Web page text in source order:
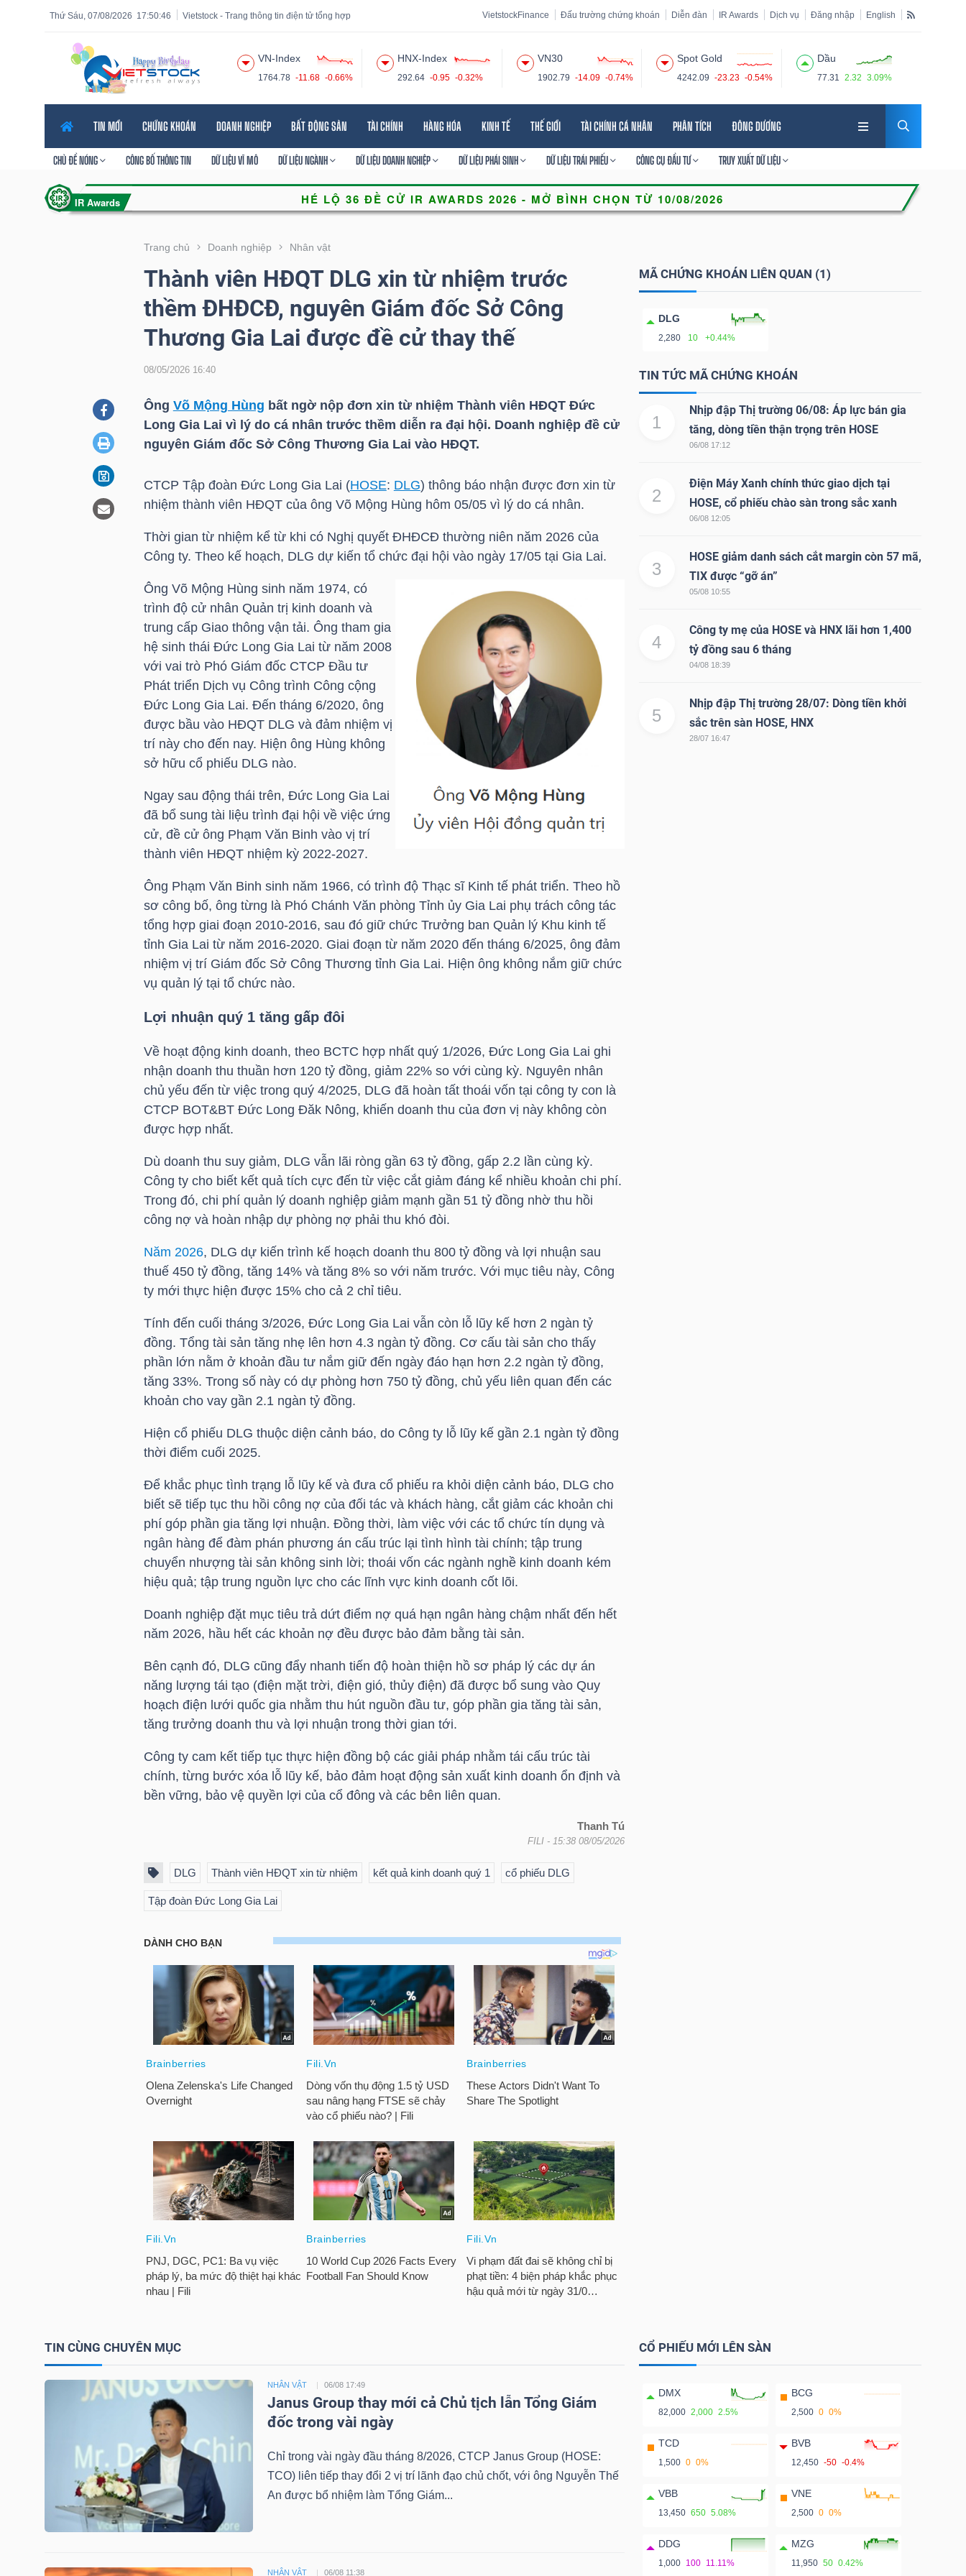
17:50:48
Thứ Sáu, 07/08/2026 Vietstock - Trang thông tin điện tử tổng hợp VietstockFinance Đấu trường chứng khoán Diễn đàn IR Awards Dịch vụ Đăng nhập English
VN-Index
1764.78 -11.68 -0.66%
HNX-Index
292.64 -0.95 -0.32%
VN30
1902.79 -14.09 -0.74%
Spot Gold
4242.09 -23.23 -0.54%
Dầu
77.31 2.32 3.09%
TIN MỚI CHỨNG KHOÁN DOANH NGHIỆP BẤT ĐỘNG SẢN TÀI CHÍNH HÀNG HÓA KINH TẾ THẾ GIỚI TÀI CHÍNH CÁ NHÂN PHÂN TÍCH ĐÔNG DƯƠNG
CHỦ ĐỀ NÓNG CÔNG BỐ THÔNG TIN DỮ LIỆU VĨ MÔ DỮ LIỆU NGÀNH DỮ LIỆU DOANH NGHIỆP DỮ LIỆU PHÁI SINH DỮ LIỆU TRÁI PHIẾU CÔNG CỤ ĐẦU TƯ TRUY XUẤT DỮ LIỆU
Trang chủ Doanh nghiệp Nhân vật
Thành viên HĐQT DLG xin từ nhiệm trước
thềm ĐHĐCĐ, nguyên Giám đốc Sở Công
Thương Gia Lai được đề cử thay thế
08/05/2026 16:40
Ông Võ Mộng Hùng bất ngờ nộp đơn xin từ nhiệm Thành viên HĐQT Đức
Long Gia Lai vì lý do cá nhân trước thềm diễn ra đại hội. Doanh nghiệp đề cử
nguyên Giám đốc Sở Công Thương Gia Lai vào HĐQT.
CTCP Tập đoàn Đức Long Gia Lai (HOSE: DLG) thông báo nhận được đơn xin từ
nhiệm thành viên HĐQT của ông Võ Mộng Hùng hôm 05/05 vì lý do cá nhân.
Thời gian từ nhiệm kể từ khi có Nghị quyết ĐHĐCĐ thường niên năm 2026 của
Công ty. Theo kế hoạch, DLG dự kiến tổ chức đại hội vào ngày 17/05 tại Gia Lai.
Ông Võ Mộng Hùng sinh năm 1974, có
trình độ cử nhân Quản trị kinh doanh và
trung cấp Giao thông vận tải. Ông tham gia
hệ sinh thái Đức Long Gia Lai từ năm 2008
với vai trò Phó Giám đốc CTCP Đầu tư
Phát triển Dịch vụ Công trình Công cộng
Đức Long Gia Lai. Đến tháng 6/2020, ông
được bầu vào HĐQT DLG và đảm nhiệm vị
trí này cho đến nay. Hiện ông Hùng không
sở hữu cổ phiếu DLG nào.
Ngay sau động thái trên, Đức Long Gia Lai
đã bổ sung tài liệu trình đại hội về việc ứng
cử, đề cử ông Phạm Văn Binh vào vị trí
thành viên HĐQT nhiệm kỳ 2022-2027.
Ông Phạm Văn Binh sinh năm 1966, có trình độ Thạc sĩ Kinh tế phát triển. Theo hồ
sơ công bố, ông từng là Phó Chánh Văn phòng Tỉnh ủy Gia Lai phụ trách công tác
tổng hợp giai đoạn 2010-2016, sau đó giữ chức Trưởng ban Quản lý Khu kinh tế
tỉnh Gia Lai từ năm 2016-2020. Giai đoạn từ năm 2020 đến tháng 6/2025, ông đảm
nhiệm vị trí Giám đốc Sở Công Thương tỉnh Gia Lai. Hiện ông không nắm giữ chức
vụ quản lý tại tổ chức nào.
Lợi nhuận quý 1 tăng gấp đôi
Về hoạt động kinh doanh, theo BCTC hợp nhất quý 1/2026, Đức Long Gia Lai ghi
nhận doanh thu thuần hơn 120 tỷ đồng, giảm 22% so với cùng kỳ. Nguyên nhân
chủ yếu đến từ việc trong quý 4/2025, DLG đã hoàn tất thoái vốn tại công ty con là
CTCP BOT&BT Đức Long Đăk Nông, khiến doanh thu của đơn vị này không còn
được hợp nhất.
Dù doanh thu suy giảm, DLG vẫn lãi ròng gần 63 tỷ đồng, gấp 2.2 lần cùng kỳ.
Công ty cho biết kết quả tích cực đến từ việc cắt giảm đáng kể nhiều khoản chi phí.
Trong đó, chi phí quản lý doanh nghiệp giảm mạnh gần 51 tỷ đồng nhờ thu hồi
công nợ và hoàn nhập dự phòng nợ phải thu khó đòi.
Năm 2026, DLG dự kiến trình kế hoạch doanh thu 800 tỷ đồng và lợi nhuận sau
thuế 450 tỷ đồng, tăng 14% và tăng 8% so với năm trước. Với mục tiêu này, Công
ty mới thực hiện được 15% cho cả 2 chỉ tiêu.
Tính đến cuối tháng 3/2026, Đức Long Gia Lai vẫn còn lỗ lũy kế hơn 2 ngàn tỷ
đồng. Tổng tài sản tăng nhẹ lên hơn 4.3 ngàn tỷ đồng. Cơ cấu tài sản cho thấy
phần lớn nằm ở khoản đầu tư nắm giữ đến ngày đáo hạn hơn 2.2 ngàn tỷ đồng,
tăng 33%. Trong số này có dự phòng hơn 750 tỷ đồng, chủ yếu liên quan đến các
khoản cho vay gần 2.1 ngàn tỷ đồng.
Hiện cổ phiếu DLG thuộc diện cảnh báo, do Công ty lỗ lũy kế gần 2.1 ngàn tỷ đồng
thời điểm cuối 2025.
Để khắc phục tình trạng lỗ lũy kế và đưa cổ phiếu ra khỏi diện cảnh báo, DLG cho
biết sẽ tiếp tục thu hồi công nợ của đối tác và khách hàng, cắt giảm các khoản chi
phí góp phần gia tăng lợi nhuận. Đồng thời, làm việc với các tổ chức tín dụng và
ngân hàng để đàm phán phương án cấu trúc lại tình hình tài chính; tập trung
chuyển nhượng tài sản không sinh lời; thoái vốn các ngành nghề kinh doanh kém
hiệu quả; tập trung nguồn lực cho các lĩnh vực kinh doanh cốt lõi.
Doanh nghiệp đặt mục tiêu trả dứt điểm nợ quá hạn ngân hàng chậm nhất đến hết
năm 2026, hầu hết các khoản nợ đều được bảo đảm bằng tài sản.
Bên cạnh đó, DLG cũng đẩy nhanh tiến độ hoàn thiện hồ sơ pháp lý các dự án
năng lượng tái tạo (điện mặt trời, điện gió, thủy điện) đã được bổ sung vào Quy
hoạch điện lưới quốc gia nhằm thu hút nguồn đầu tư, góp phần gia tăng tài sản,
tăng trưởng doanh thu và lợi nhuận trong thời gian tới.
Công ty cam kết tiếp tục thực hiện đồng bộ các giải pháp nhằm tái cấu trúc tài
chính, từng bước xóa lỗ lũy kế, bảo đảm hoạt động sản xuất kinh doanh ổn định và
bền vững, bảo vệ quyền lợi của cổ đông và các bên liên quan.
Thanh Tú
FILI - 15:38 08/05/2026
DLG Thành viên HĐQT xin từ nhiệm kết quả kinh doanh quý 1 cổ phiếu DLG
Tập đoàn Đức Long Gia Lai
MÃ CHỨNG KHOÁN LIÊN QUAN (1)
DLG
2,280 10 +0.44%
TIN TỨC MÃ CHỨNG KHOÁN
1
Nhịp đập Thị trường 06/08: Áp lực bán gia
tăng, dòng tiền thận trọng trên HOSE
06/08 17:12
2
Điện Máy Xanh chính thức giao dịch tại
HOSE, cổ phiếu chào sàn trong sắc xanh
06/08 12:05
3
HOSE giảm danh sách cắt margin còn 57 mã,
TIX được “gỡ án”
05/08 10:55
4
Công ty mẹ của HOSE và HNX lãi hơn 1,400
tỷ đồng sau 6 tháng
04/08 18:39
5
Nhịp đập Thị trường 28/07: Dòng tiền khởi
sắc trên sàn HOSE, HNX
28/07 16:47
TIN CÙNG CHUYÊN MỤC
NHÂN VẬT 06/08 17:49
Janus Group thay mới cả Chủ tịch lẫn Tổng Giám
đốc trong vài ngày
Chỉ trong vài ngày đầu tháng 8/2026, CTCP Janus Group (HOSE:
TCO) liên tiếp thay đổi 2 vị trí lãnh đạo chủ chốt, với ông Nguyễn Thế
An được bổ nhiệm làm Tổng Giám...
NHÂN VẬT 06/08 11:38
CỔ PHIẾU MỚI LÊN SÀN
DMX
82,000 2,000 2.5%
BCG
2,500 0 0%
TCD
1,500 0 0%
BVB
12,450 -50 -0.4%
VBB
13,450 650 5.08%
VNE
2,500 0 0%
DDG
1,000 100 11.11%
MZG
11,950 50 0.42%
Tính năng
năng
VIETSTOCK